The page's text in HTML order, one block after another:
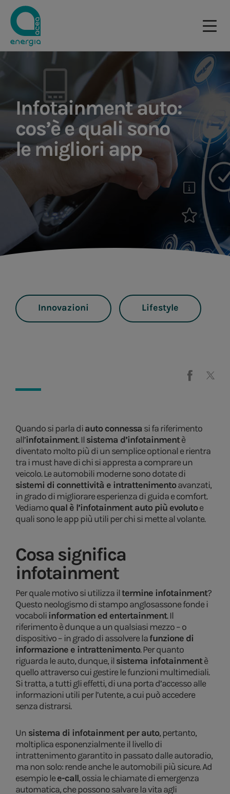
Infotainment auto:
cos’è e quali sono
le migliori app
Innovazioni Lifestyle
Quando si parla diauto connessa si fa riferimento
all’infotainment. Ilsistema d’infotainmentè
diventato molto più di un semplice optional e rientra
tra i must have di chi si appresta a comprare un
veicolo. Le automobili moderne sono dotate di
sistemi di connettività e intrattenimentoavanzati,
in grado di migliorare esperienza di guida e comfort.
Vediamoqual è l’infotainment auto più evolutoe
quali sono le app più utili per chi si mette al volante.
Cosa significa
infotainment
Per quale motivo si utilizza iltermine infotainment?
Questo neologismo di stampo anglosassone fonde i
vocaboliinformation ed entertainment. Il
riferimento è dunque a un qualsiasi mezzo – o
dispositivo – in grado di assolvere lafunzione di
informazione e intrattenimento. Per quanto
riguarda le auto, dunque, ilsistema infotainmentè
quello attraverso cui gestire le funzioni multimediali.
Si tratta, a tutti gli effetti, di una porta d’accesso alle
informazioni utili per l’utente, a cui può accedere
senza distrarsi.
Un sistema di infotainment per auto, pertanto,
moltiplica esponenzialmente il livello di
intrattenimento garantito in passato dalle autoradio,
ma non solo: rende anche le automobili più sicure. Ad
esempio lee-call, ossia le chiamate di emergenza
automatica, che possono salvare la vita agli